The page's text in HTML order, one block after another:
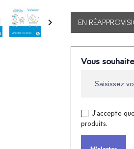
 EN
Vous
J'accepte
produits.